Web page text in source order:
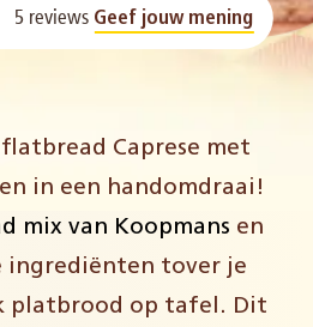
5 reviews Geef jouw mening
Caprese met
in een handomdraai!
mix van Koopmans en
ingrediënten tover je
platbrood op tafel. Dit